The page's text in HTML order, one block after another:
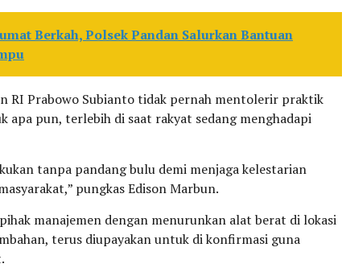
Berkah, Polsek Pandan Salurkan Bantuan
RI Prabowo Subianto tidak pernah mentolerir praktik
apa pun, terlebih di saat rakyat sedang menghadapi
tanpa pandang bulu demi menjaga kelestarian
pungkas Edison Marbun.
manajemen dengan menurunkan alat berat di lokasi
terus diupayakan untuk di konfirmasi guna